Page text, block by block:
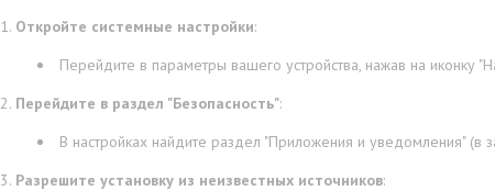
Откройте системные настройки:
Перейдите в параметры вашего устройства, нажав на иконку
Перейдите в раздел "Безопасность":
В настройках найдите раздел "Приложения и уведомления" (в
Разрешите установку из неизвестных источников: